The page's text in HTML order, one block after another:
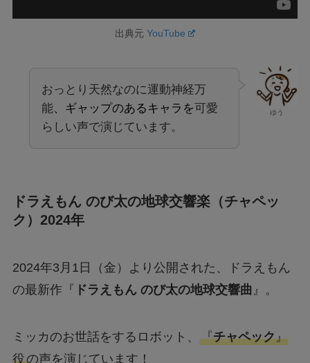
出典元 YouTube
ゆう
おっとり天然なのに運動神経万
能、ギャップのあるキャラを可愛
らしい声で演じています。
ドラえもん のび太の地球交響楽（チャペッ
ク）2024年
2024年3月1日（金）より公開された、ドラえもん
の最新作『 ドラえもん のび太の地球交響曲』。
ミッカのお世話をするロボット、 『チャペック』
役の声を演じています！